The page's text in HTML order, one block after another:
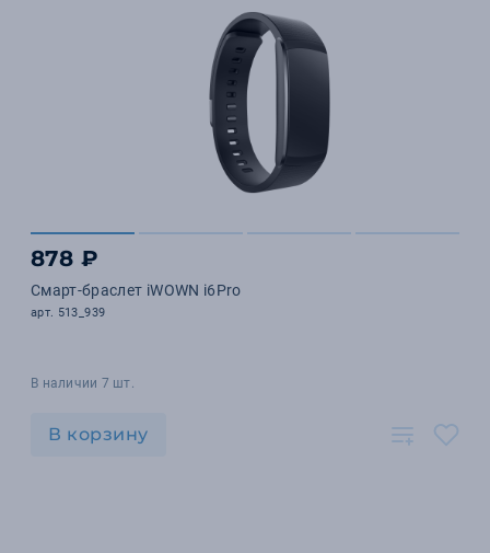
878 ₽
Смарт-браслет iWOWN i6Pro
арт. 513_939
В наличии 7 шт.
В корзину